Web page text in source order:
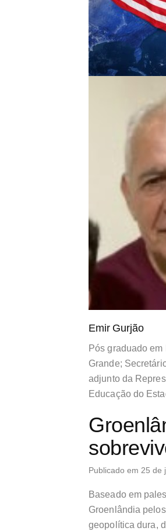
Emir Gurjão
Pós graduado
Grande;
adjunto da
Educação do
Publicado em 25 de
Baseado em
Groenlândia
geopolítica dura,